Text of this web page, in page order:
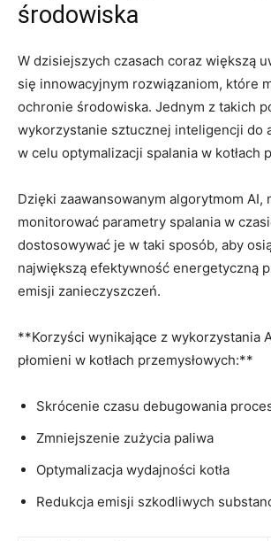
środowiska
W dzisiejszych‍ czasach coraz większą
się innowacyjnym ​rozwiązaniom, które
ochronie środowiska. ‌Jednym‍ z takich
wykorzystanie sztucznej inteligencji do⁤
w celu⁢ optymalizacji spalania w ⁣kotłach
Dzięki zaawansowanym algorytmom AI,
monitorować parametry spalania w‌
dostosowywać je⁤ w‌ taki⁢ sposób,‌ aby⁣
największą ⁢efektywność energetyczną⁢
emisji⁣ zanieczyszczeń.
**Korzyści ⁢wynikające z wykorzystania⁢
‍płomieni w kotłach przemysłowych:**
Skrócenie czasu debugowania
Zmniejszenie zużycia ⁤paliwa
Optymalizacja wydajności kotła
Redukcja emisji szkodliwych